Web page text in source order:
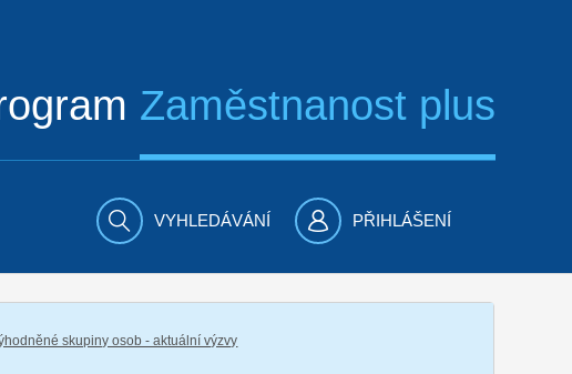
Zaměstnanost plus
VYHLEDÁVÁNÍ PŘIHLÁŠENÍ
skupiny osob - aktuální výzvy